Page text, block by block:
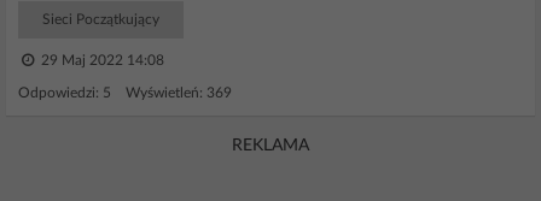
Sieci Początkujący
29 Maj 2022 14:08
Odpowiedzi: 5 Wyświetleń: 369
REKLAMA